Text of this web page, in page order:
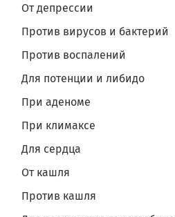
От депрессии
Против вирусов и бактерий
Против воспалений
Для потенции и либидо
При аденоме
При климаксе
Для сердца
От кашля
Против кашля